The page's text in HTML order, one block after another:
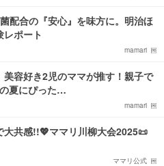
配合の『安心』を味方に。明治ほ
ポート
mamari
美容好き2児のママが推す！親子で
夏にぴった…
mamari
大共感!!💖ママリ川柳大会2025📜
ママリ公式